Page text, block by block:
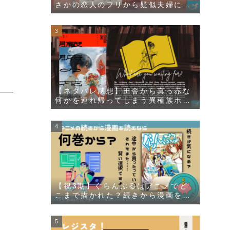
さかの恋人のフリから疑似夫婦にラ
ンクアップ！？
【ネタバレ感想】田舎から真っ赤な
何かを連れ帰ってしまう異種族ホラ
ー漫画【臓腑の花束】
【祝3期】ぐらんぶるはアニメでど
こまで描かれた？続きから漫画を読
むなら何巻からなのかを解説しま
す！